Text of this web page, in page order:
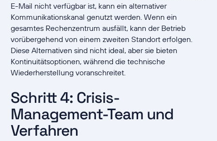
E-Mail nicht verfügbar ist, kann ein alternativer
Kommunikationskanal genutzt werden. Wenn ein
gesamtes Rechenzentrum ausfällt, kann der Betrieb
vorübergehend von einem zweiten Standort erfolgen.
Diese Alternativen sind nicht ideal, aber sie bieten
Kontinuitätsoptionen, während die technische
Wiederherstellung voranschreitet.
Schritt 4: Crisis-
Management-Team und
Verfahren